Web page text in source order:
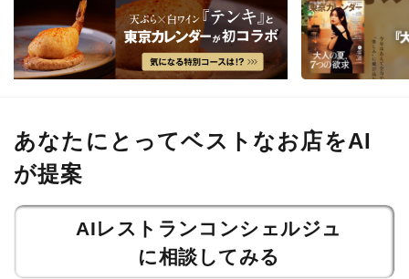
あなたにとってベストなお店をAI
が提案
AIレストランコンシェルジュ
に相談してみる